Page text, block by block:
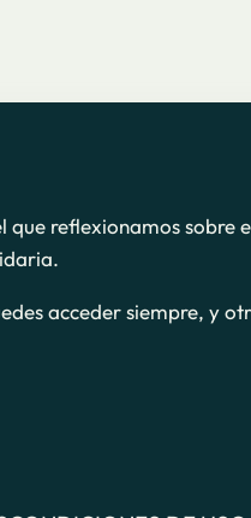
que reflexionamos
acceder siempre, y